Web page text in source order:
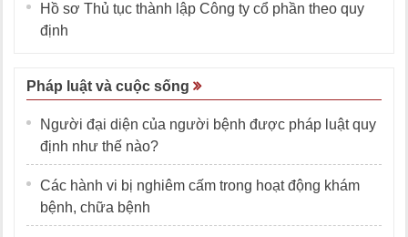
Hồ sơ Thủ tục thành lập Công ty cổ phần theo quy
định
Pháp luật và cuộc sống
Người đại diện của người bệnh được pháp luật quy
định như thế nào?
Các hành vi bị nghiêm cấm trong hoạt động khám
bệnh, chữa bệnh